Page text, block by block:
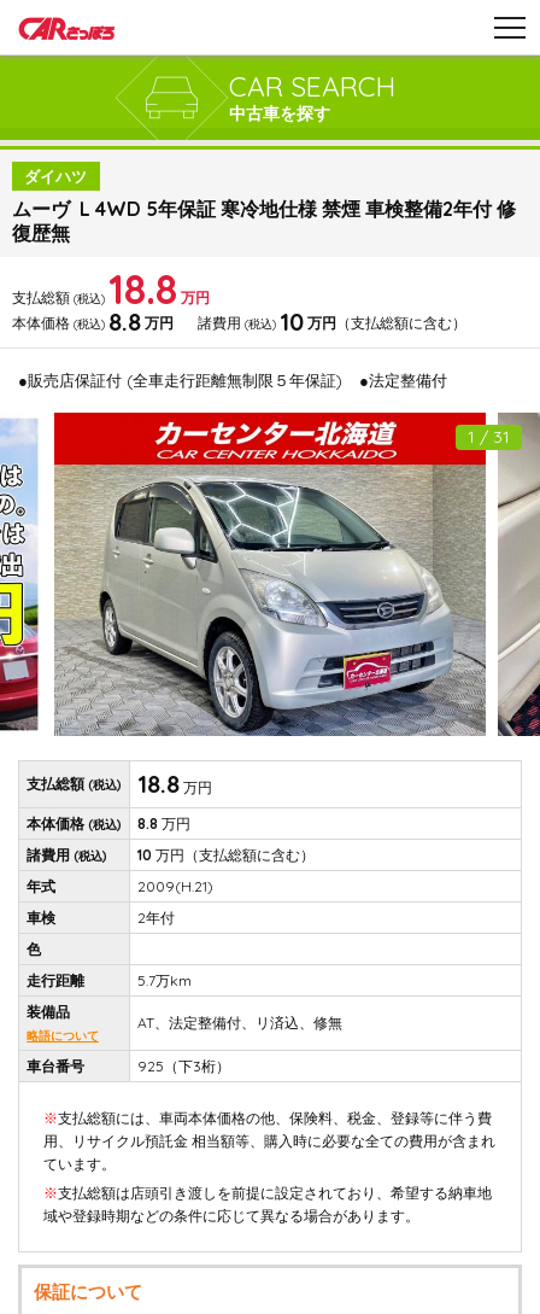
CAR SEARCH
中古車を探す
ダイハツ
ムーヴ L 4WD 5年保証 寒冷地仕様 禁煙 車検整備2年付 修
復歴無
支払総額 (税込) 18.8 万円
本体価格 (税込) 8.8 万円 諸費用 (税込) 10万円 （支払総額に含む）
●販売店保証付 (全車走行距離無制限５年保証) ●法定整備付
1 / 31
支払総額 (税込) 18.8 万円
本体価格 (税込) 8.8 万円
諸費用 (税込) 10 万円 （支払総額に含む）
年式
2009(H.21)
車検
2年付
色
走行距離
5.7万km
装備品
略語について
AT、法定整備付、リ済込、修無
車台番号 925（下3桁）
※支払総額には、車両本体価格の他、保険料、税金、登録等に伴う費
用、リサイクル預託金 相当額等、購入時に必要な全ての費用が含まれ
ています。
※支払総額は店頭引き渡しを前提に設定されており、希望する納車地
域や登録時期などの条件に応じて異なる場合があります。
保証について